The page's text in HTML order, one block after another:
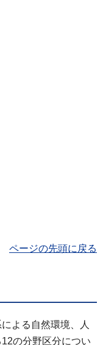
ページの先頭に戻る
よる自然環境、人
の分野区分につい